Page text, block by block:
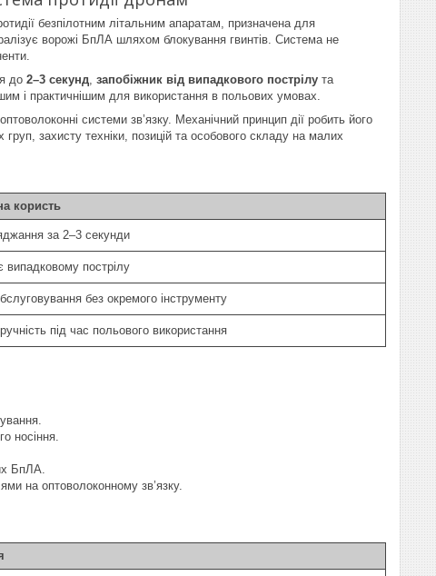
безпілотним літальним апаратам, призначена для
ворожі БпЛА шляхом блокування гвинтів. Система не
до 2–3 секунд, запобіжник від випадкового пострілу та
і практичнішим для використання в польових умовах.
системи зв’язку. Механічний принцип дії робить його
захисту техніки, позицій та особового складу на малих
користь
за 2–3 секунди
випадковому пострілу
без окремого інструменту
під час польового використання
носіння.
БпЛА.
на оптоволоконному зв’язку.